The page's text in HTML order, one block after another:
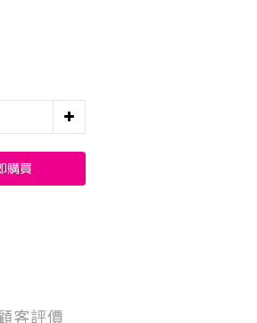
購買
客評價